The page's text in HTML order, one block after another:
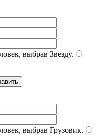
выбрав Звезду.
выбрав Грузовик.